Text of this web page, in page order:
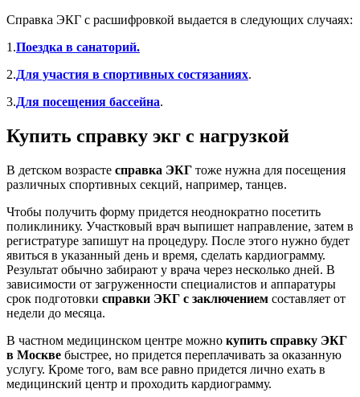
Справка ЭКГ с расшифровкой выдается в следующих случаях:
1.Поездка в санаторий.
2.Для участия в спортивных состязаниях.
3.Для посещения бассейна.
Купить справку экг с нагрузкой
В детском возрасте справка ЭКГ тоже нужна для посещения
различных спортивных секций, например, танцев.
Чтобы получить форму придется неоднократно посетить
поликлинику. Участковый врач выпишет направление, затем в
регистратуре запишут на процедуру. После этого нужно будет
явиться в указанный день и время, сделать кардиограмму.
Результат обычно забирают у врача через несколько дней. В
зависимости от загруженности специалистов и аппаратуры
срок подготовки справки ЭКГ с заключением составляет от
недели до месяца.
В частном медицинском центре можно купить справку ЭКГ
в Москве быстрее, но придется переплачивать за оказанную
услугу. Кроме того, вам все равно придется лично ехать в
медицинский центр и проходить кардиограмму.